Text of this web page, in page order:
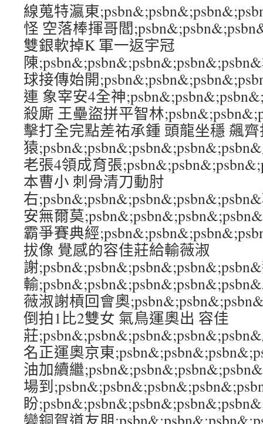
線蒐特瀛東
怪 空落棒揮哥閻
雙銀軟掉K 軍一返宇冠
陳
球接傳始開
連 象宰安4全神
殺廝 王壘盜拼平智林
擊打全完點差祐承鍾 頭龍坐穩 飆
猿
老張4領成育張
本曹小 刺骨清刀動肘
右
安無爾莫
霸爭賽典經
拔像 覺感的容佳莊給輸薇淑
謝
輸
薇淑謝槓回會奧
倒拍1比2雙女 氣鳥運奧出 容佳
莊
名正運奧京東
油加續繼
場到
盼
變銅賀道友朋